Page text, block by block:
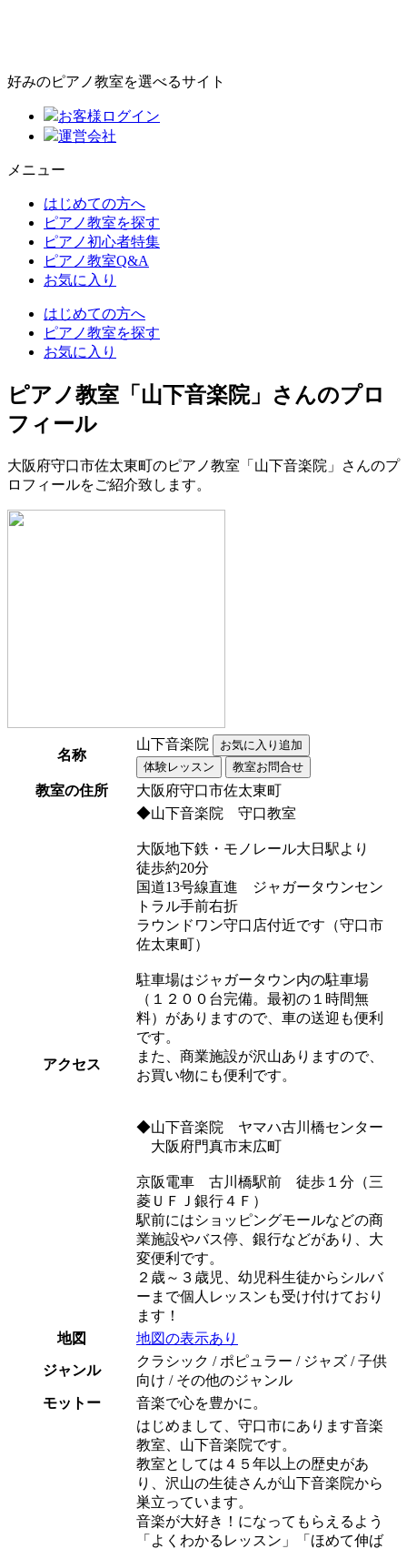
好みのピアノ教室を選べるサイト
お客様ログイン
運営会社
メニュー
はじめての方へ
ピアノ教室を探す
ピアノ初心者特集
ピアノ教室Q&A
お気に入り
はじめての方へ
ピアノ教室を探す
お気に入り
ピアノ教室「山下音楽院」さんのプロ
フィール
大阪府守口市佐太東町のピアノ教室「山下音楽院」さんのプ
ロフィールをご紹介致します。
名称
山下音楽院
教室の住所 大阪府守口市佐太東町
アクセス
◆山下音楽院 守口教室
大阪地下鉄・モノレール大日駅より
徒歩約20分
国道13号線直進 ジャガータウンセン
トラル手前右折
ラウンドワン守口店付近です（守口市
佐太東町）
駐車場はジャガータウン内の駐車場
（１２００台完備。最初の１時間無
料）がありますので、車の送迎も便利
です。
また、商業施設が沢山ありますので、
お買い物にも便利です。
◆山下音楽院 ヤマハ古川橋センター
大阪府門真市末広町
京阪電車 古川橋駅前 徒歩１分（三
菱ＵＦＪ銀行４Ｆ）
駅前にはショッピングモールなどの商
業施設やバス停、銀行などがあり、大
変便利です。
２歳～３歳児、幼児科生徒からシルバ
ーまで個人レッスンも受け付けており
ます！
地図
地図の表示あり
ジャンル
クラシック / ポピュラー / ジャズ / 子供
向け / その他のジャンル
モットー
音楽で心を豊かに。
はじめまして、守口市にあります音楽
教室、山下音楽院です。
教室としては４５年以上の歴史があ
り、沢山の生徒さんが山下音楽院から
巣立っています。
音楽が大好き！になってもらえるよう
「よくわかるレッスン」「ほめて伸ば